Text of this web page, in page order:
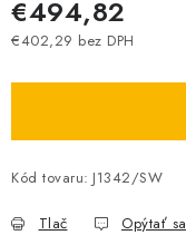
€494,82
€402,29 bez DPH
Kód tovaru: J1342/SW
Tlač Opýtať sa